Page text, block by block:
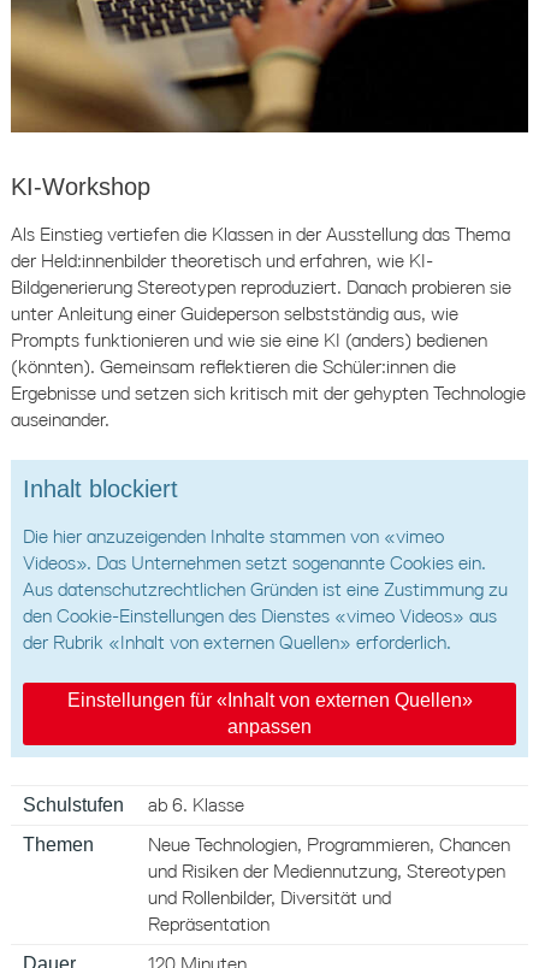
KI-Workshop
Als Einstieg vertiefen die Klassen in der Ausstellung das Thema
der Held:innenbilder theoretisch und erfahren, wie KI-
Bildgenerierung Stereotypen reproduziert. Danach probieren sie
unter Anleitung einer Guideperson selbstständig aus, wie
Prompts funktionieren und wie sie eine KI (anders) bedienen
(könnten). Gemeinsam reflektieren die Schüler:innen die
Ergebnisse und setzen sich kritisch mit der gehypten Technologie
auseinander.
Inhalt blockiert
Die hier anzuzeigenden Inhalte stammen von «vimeo
Videos». Das Unternehmen setzt sogenannte Cookies ein.
Aus datenschutzrechtlichen Gründen ist eine Zustimmung zu
den Cookie-Einstellungen des Dienstes «vimeo Videos» aus
der Rubrik «Inhalt von externen Quellen» erforderlich.
Einstellungen für «Inhalt von externen Quellen»
anpassen
Schulstufen ab 6. Klasse
Themen
Neue Technologien, Programmieren, Chancen
und Risiken der Mediennutzung, Stereotypen
und Rollenbilder, Diversität und
Repräsentation
Dauer